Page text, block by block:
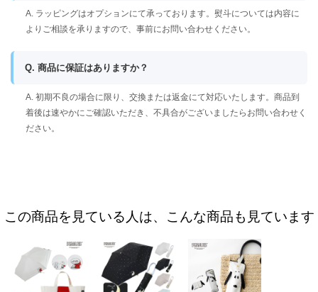
A. ラッピングはオプションにて承っております。熨斗については内容に
よりご相談を承りますので、事前にお問い合わせください。
Q. 商品に保証はありますか？
A. 初期不良の場合に限り、交換または返金にて対応いたします。商品到
着後は速やかにご確認いただき、不具合がございましたらお問い合わせく
ださい。
この商品を見ている人は、こんな商品も見ています